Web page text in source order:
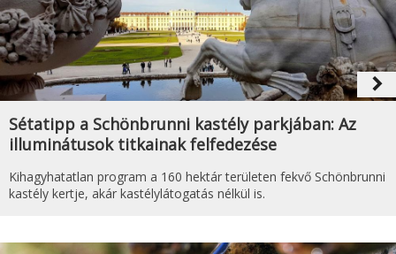
navigate_next
Sétatipp a Schönbrunni kastély parkjában: Az
illuminátusok titkainak felfedezése
Kihagyhatatlan program a 160 hektár területen fekvő Schönbrunni
kastély kertje, akár kastélylátogatás nélkül is.